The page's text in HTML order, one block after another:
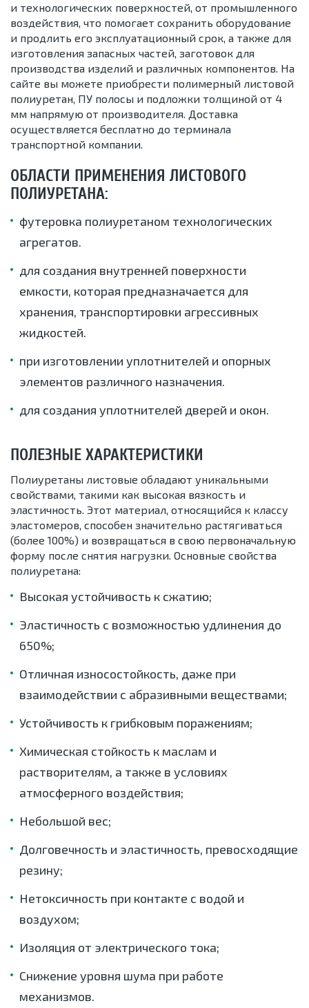
и технологических поверхностей, от промышленного
воздействия, что помогает сохранить оборудование
и продлить его эксплуатационный срок, а также для
изготовления запасных частей, заготовок для
производства изделий и различных компонентов. На
сайте вы можете приобрести полимерный листовой
полиуретан, ПУ полосы и подложки толщиной от 4
мм напрямую от производителя. Доставка
осуществляется бесплатно до терминала
транспортной компании.
ОБЛАСТИ ПРИМЕНЕНИЯ ЛИСТОВОГО
ПОЛИУРЕТАНА:
футеровка полиуретаном технологических
агрегатов.
для создания внутренней поверхности
емкости, которая предназначается для
хранения, транспортировки агрессивных
жидкостей.
при изготовлении уплотнителей и опорных
элементов различного назначения.
для создания уплотнителей дверей и окон.
ПОЛЕЗНЫЕ ХАРАКТЕРИСТИКИ
Полиуретаны листовые обладают уникальными
свойствами, такими как высокая вязкость и
эластичность. Этот материал, относящийся к классу
эластомеров, способен значительно растягиваться
(более 100%) и возвращаться в свою первоначальную
форму после снятия нагрузки. Основные свойства
полиуретана:
Высокая устойчивость к сжатию;
Эластичность с возможностью удлинения до
650%;
Отличная износостойкость, даже при
взаимодействии с абразивными веществами;
Устойчивость к грибковым поражениям;
Химическая стойкость к маслам и
растворителям, а также в условиях
атмосферного воздействия;
Небольшой вес;
Долговечность и эластичность, превосходящие
резину;
Нетоксичность при контакте с водой и
воздухом;
Изоляция от электрического тока;
Снижение уровня шума при работе
механизмов.